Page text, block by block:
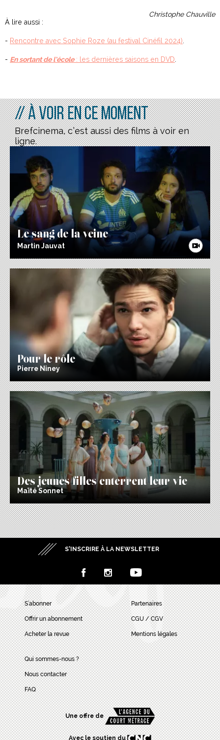
Christophe Chauville
À lire aussi :
- Rencontre avec Sophie Roze (au festival Cinéfil 2024)
- En sortant de l’école: les dernières saisons en DVD
// À voir en ce moment
Brefcinema, c’est aussi des films à voir en
ligne.
Le sang de la veine
Martin Jauvat
Pour le rôle
Pierre Niney
Des jeunes filles enterrent leur vie
Maïté Sonnet
S’INSCRIRE À LA NEWSLETTER
S’abonner
Offrir un abonnement
Acheter la revue
Partenaires
CGU / CGV
Mentions légales
Qui sommes-nous ?
Nous contacter
FAQ
Une offre de
Avec le soutien du